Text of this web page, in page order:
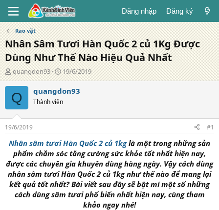
Đăng nhập Đăng ký
Rao vặt
Nhân Sâm Tươi Hàn Quốc 2 củ 1Kg Được
Dùng Như Thế Nào Hiệu Quả Nhất
T
á
c
g
ả
quangdon93
N
g
à
đ
g
19/6/2019
Q quangdon93
Thành viên
19/6/2019 #1
Nhân sâm tươi Hàn Quốc 2 củ 1kglà một trong những sản
phẩm chăm sóc tăng cường sức khỏe tốt nhất hiện nay,
được các chuyên gia khuyên dùng hàng ngày. Vậy cách dùng
nhân sâm tươi Hàn Quốc 2 củ 1kg như thế nào để mang lại
kết quả tốt nhất? Bài viết sau đây sẽ bật mí một số những
cách dùng sâm tươi phổ biến nhất hiện nay, cùng tham
khảo ngay nhé!